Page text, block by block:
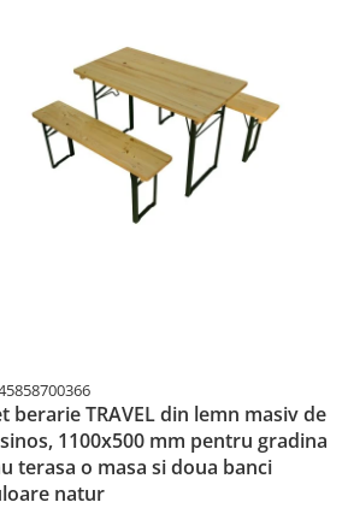
berarie TRAVEL din lemn masiv de
1100x500 mm pentru gradina
terasa o masa si doua banci
natur